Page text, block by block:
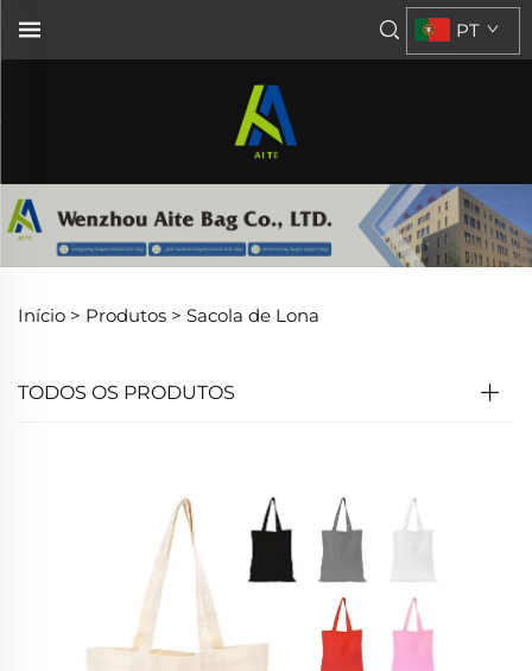
PT
Início > Produtos > Sacola de Lona
TODOS OS PRODUTOS